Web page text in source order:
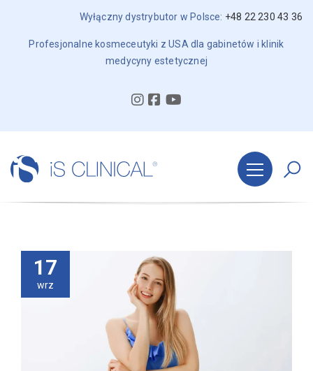
Wyłączny dystrybutor w Polsce: +48 22 230 43 36
Profesjonalne kosmeceutyki z USA dla gabinetów i klinik
medycyny estetycznej
17
wrz